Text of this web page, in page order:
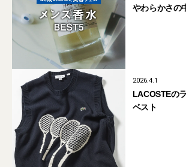
やわらかさの
2026.4.1
LACOSTEの
ベスト